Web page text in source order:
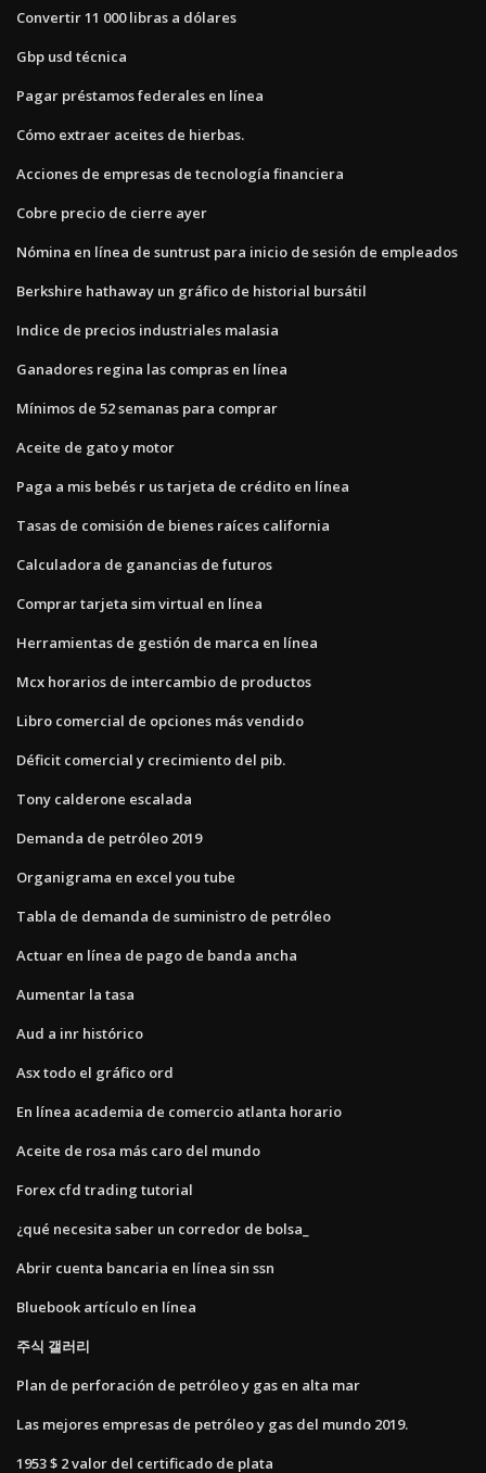
Convertir 11 000 libras a dólares
Gbp usd técnica
Pagar préstamos federales en línea
Cómo extraer aceites de hierbas.
Acciones de empresas de tecnología financiera
Cobre precio de cierre ayer
Nómina en línea de suntrust para inicio de sesión de empleados
Berkshire hathaway un gráfico de historial bursátil
Indice de precios industriales malasia
Ganadores regina las compras en línea
Mínimos de 52 semanas para comprar
Aceite de gato y motor
Paga a mis bebés r us tarjeta de crédito en línea
Tasas de comisión de bienes raíces california
Calculadora de ganancias de futuros
Comprar tarjeta sim virtual en línea
Herramientas de gestión de marca en línea
Mcx horarios de intercambio de productos
Libro comercial de opciones más vendido
Déficit comercial y crecimiento del pib.
Tony calderone escalada
Demanda de petróleo 2019
Organigrama en excel you tube
Tabla de demanda de suministro de petróleo
Actuar en línea de pago de banda ancha
Aumentar la tasa
Aud a inr histórico
Asx todo el gráfico ord
En línea academia de comercio atlanta horario
Aceite de rosa más caro del mundo
Forex cfd trading tutorial
¿qué necesita saber un corredor de bolsa_
Abrir cuenta bancaria en línea sin ssn
Bluebook artículo en línea
주식 갤러리
Plan de perforación de petróleo y gas en alta mar
Las mejores empresas de petróleo y gas del mundo 2019.
1953 $ 2 valor del certificado de plata